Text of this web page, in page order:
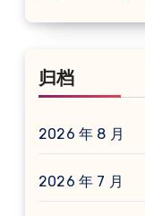
归档
2026 年 8 月
2026 年 7 月